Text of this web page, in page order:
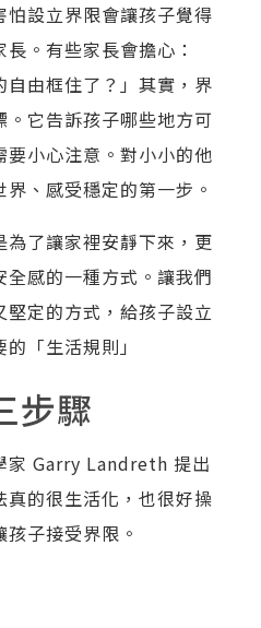
設立界限會讓孩子覺得
。有些家長會擔心：
自由框住了？」其實，界
它告訴孩子哪些地方可
小心注意。對小小的他
、感受穩定的第一步。
了讓家裡安靜下來，更
感的一種方式。讓我們
定的方式，給孩子設立
「生活規則」
步驟
家 Garry Landreth 提出
的很生活化，也很好操
子接受界限。